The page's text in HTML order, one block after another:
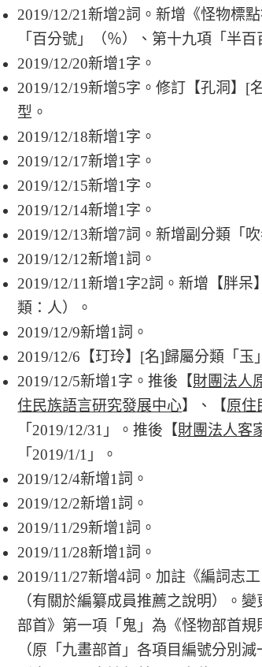
2019/12/21新增2詞。新增《怪物標
「百分號」（％）、第十九項「半百
2019/12/20新增1字。
2019/12/19新增5字。修訂【孔洞】[
型。
2019/12/18新增1字。
2019/12/17新增1字。
2019/12/15新增1字。
2019/12/14新增1字。
2019/12/13新增7詞。新增副分類「
2019/12/12新增1詞。
2019/12/11新增1字2詞。新增【胖
類：人）。
2019/12/9新增1詞。
2019/12/6【玎玲】[名]歸屬分類「玉
2019/12/5新增1字。推後【財團法人
住民族語言研究發展中心】、【原住
「2019/12/31」。推後【財團法人客
「2019/1/1」。
2019/12/4新增1詞。
2019/12/2新增1詞。
2019/11/29新增1詞。
2019/11/28新增1詞。
2019/11/27新增4詞。加註《編詞志
（有關於編纂成員推薦之說明）。
部首》第一項「鬼」為《怪物部首
（原「九畫部首」各項目編號分別